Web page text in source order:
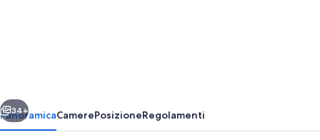
Avanti
34+
PanoramicaCamerePosizioneRegolamenti